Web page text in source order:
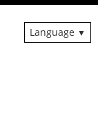
Language